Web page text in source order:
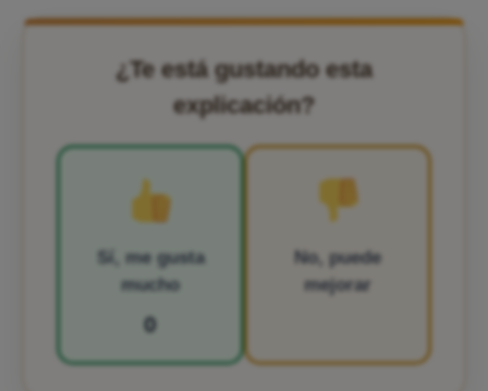
¿Te está gustando esta
explicación?
Sí, me gusta
mucho
0
No, puede
mejorar